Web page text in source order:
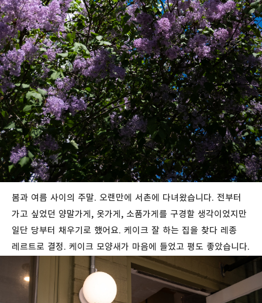
봄과 여름 사이의 주말. 오랜만에 서촌에 다녀왔습니다. 전부터
가고 싶었던 양말가게, 옷가게, 소품가게를 구경할 생각이었지만
일단 당부터 채우기로 했어요. 케이크 잘 하는 집을 찾다 레종
레르트로 결정. 케이크 모양새가 마음에 들었고 평도 좋았습니다.